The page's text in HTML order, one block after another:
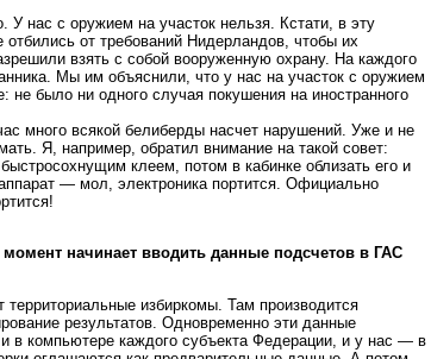
нас с оружием на участок нельзя. Кстати, в эту
от требований Нидерландов, чтобы их
взять с собой вооруженную охрану. На каждого
Мы им объяснили, что у нас на участок с оружием
не было ни одного случая покушения на иностранного
много всякой белиберды насчет нарушений. Уже и не
Я, например, обратил внимание на такой совет:
клеем, потом в кабинке облизать его и
— мол, электроника портится. Официально
начинает вводить данные подсчетов в ГАС
избиркомы. Там производится
результатов. Одновременно эти данные
в компьютере каждого субъекта Федерации, и у нас — в